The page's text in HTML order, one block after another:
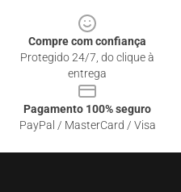
Compre com confiança
Protegido 24/7, do clique à
entrega
Pagamento 100% seguro
PayPal / MasterCard / Visa